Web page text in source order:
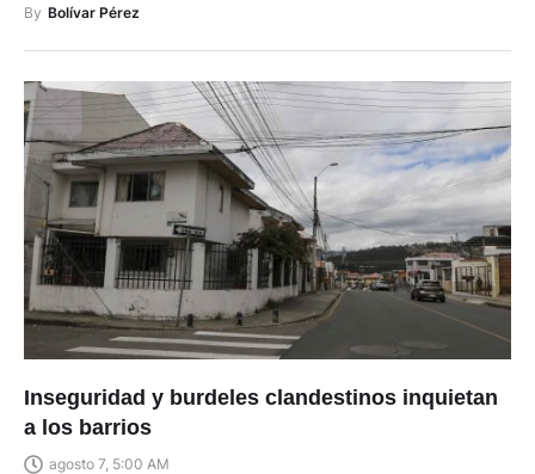
By Bolívar Pérez
Inseguridad y burdeles clandestinos inquietan
a los barrios
agosto 7, 5:00 AM